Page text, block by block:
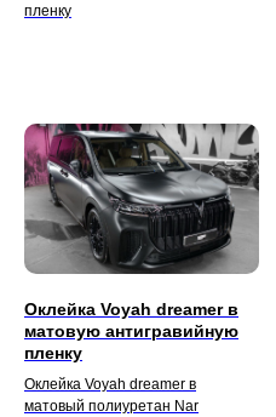
пленку
Оклейка Voyah dreamer в
матовую антигравийную
пленку
Оклейка Voyah dreamer в
матовый полиуретан Nar